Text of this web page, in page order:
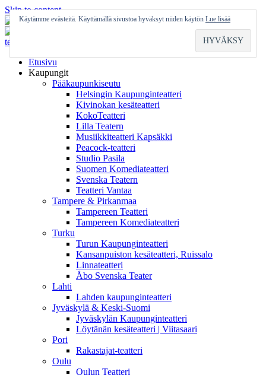
Skip to content
Etusivu
Kaupungit
Pääkaupunkiseutu
Helsingin Kaupunginteatteri
Kivinokan kesäteatteri
KokoTeatteri
Lilla Teatern
Musiikkiteatteri Kapsäkki
Peacock-teatteri
Studio Pasila
Suomen Komediateatteri
Svenska Teatern
Teatteri Vantaa
Tampere & Pirkanmaa
Tampereen Teatteri
Tampereen Komediateatteri
Turku
Turun Kaupunginteatteri
Kansanpuiston kesäteatteri, Ruissalo
Linnateatteri
Åbo Svenska Teater
Lahti
Lahden kaupunginteatteri
Jyväskylä & Keski-Suomi
Jyväskylän Kaupunginteatteri
Löytänän kesäteatteri | Viitasaari
Pori
Rakastajat-teatteri
Oulu
Oulun Teatteri
Käytämme evästeitä. Käyttämällä sivustoa hyväksyt niiden käytön Lue lisää